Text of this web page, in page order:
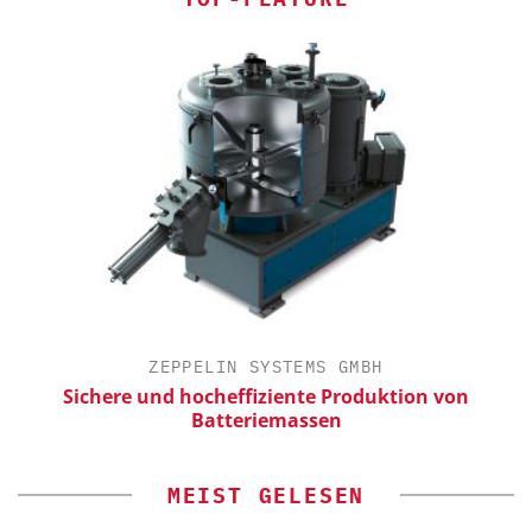
ZEPPELIN SYSTEMS GMBH
Sichere und hocheffiziente Produktion von
Batteriemassen
MEIST GELESEN